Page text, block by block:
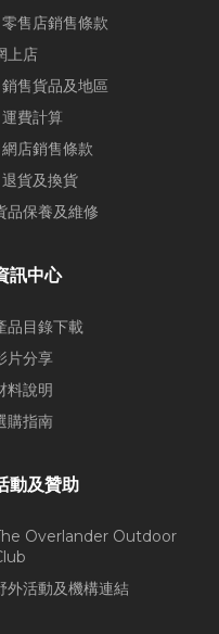
售店銷售條款
上店
售貨品及地區
費計算
店銷售條款
貨及換貨
品保養及維修
訊中心
品目錄下載
片分享
料說明
購指南
動及贊助
Overlander Outdoor
外活動及機構連結